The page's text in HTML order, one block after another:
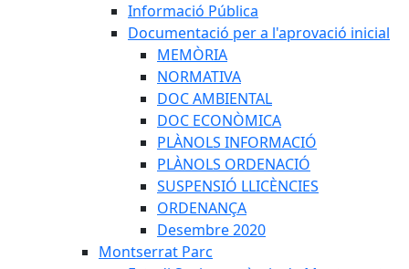
Informació Pública
Documentació per a l'aprovació inicial
MEMÒRIA
NORMATIVA
DOC AMBIENTAL
DOC ECONÒMICA
PLÀNOLS INFORMACIÓ
PLÀNOLS ORDENACIÓ
SUSPENSIÓ LLICÈNCIES
ORDENANÇA
Desembre 2020
Montserrat Parc